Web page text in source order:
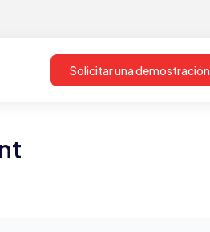
Solicitar una demostración